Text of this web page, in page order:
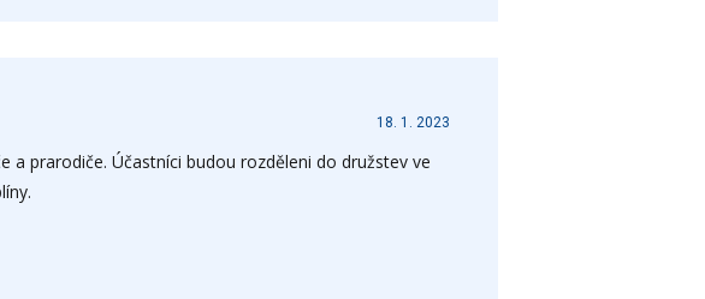
18. 1. 2023
prarodiče. Účastníci budou rozděleni do družstev ve